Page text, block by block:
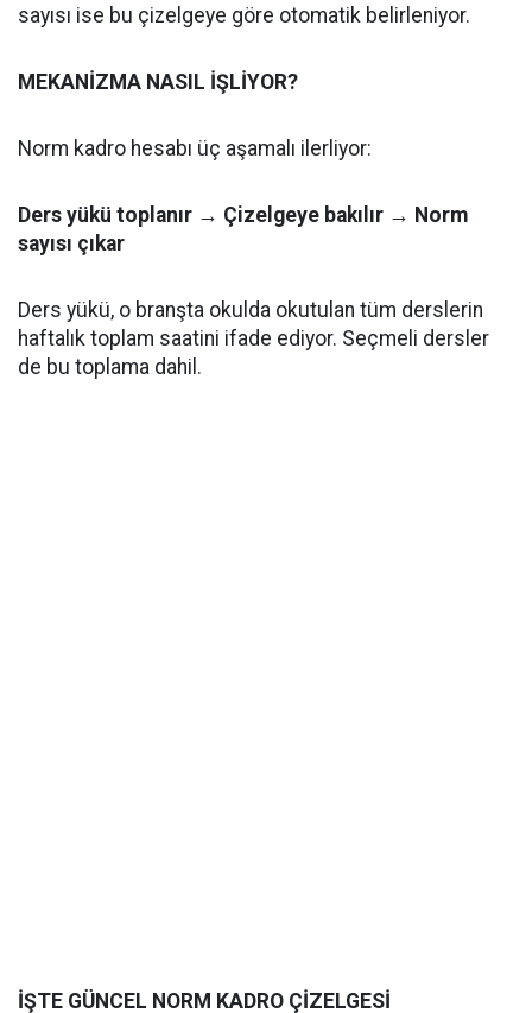
sayısı ise bu çizelgeye göre otomatik belirleniyor.
MEKANİZMA NASIL İŞLİYOR?
Norm kadro hesabı üç aşamalı ilerliyor:
Ders yükü toplanır → Çizelgeye bakılır → Norm
sayısı çıkar
Ders yükü, o branşta okulda okutulan tüm derslerin
haftalık toplam saatini ifade ediyor. Seçmeli dersler
de bu toplama dahil.
İŞTE GÜNCEL NORM KADRO ÇİZELGESİ